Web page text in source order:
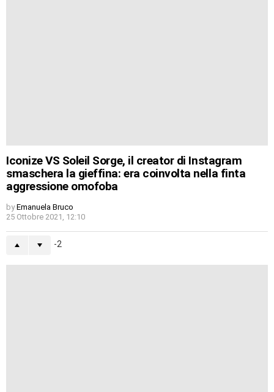
Iconize VS Soleil Sorge, il creator di Instagram
smaschera la gieffina: era coinvolta nella finta
aggressione omofoba
by Emanuela Bruco
25 Ottobre 2021, 12:10
-2